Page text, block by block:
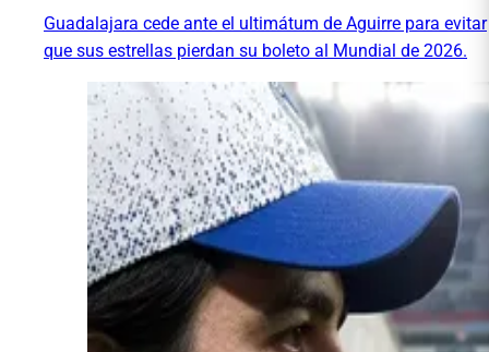
Guadalajara cede ante el ultimátum de Aguirre para evitar
que sus estrellas pierdan su boleto al Mundial de 2026.